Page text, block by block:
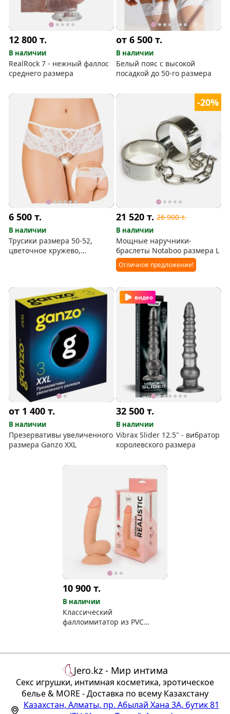
12 800т.
В наличии
RealRock 7 - нежный фаллос
среднего размера
от 6 500т.
В наличии
Белый пояс с высокой
посадкой до 50-го размера
6 500т.
В наличии
Трусики размера 50-52,
цветочное кружево,
-20%
21 520т. 26 900т.
В наличии
Мощные наручники-
браслеты Notaboo размера L
Отличное предложение!
от 1 400т.
В наличии
Презервативы увеличенного
размера Ganzo XXL
видео
32 500т.
В наличии
Vibrax Slider 12.5" - вибратор
королевского размера
10 900 т.
В наличии
Классический
фаллоимитатор из PVC
Jero.kz - Мир интима
Секс игрушки, интимная косметика, эротическое
белье & MORE - Доставка по всему Казахстану
Казахстан, Алматы, пр. Абылай Хана 3А, бутик 81